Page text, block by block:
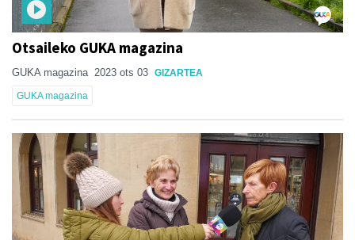
Otsaileko GUKA magazina
GUKA magazina 2023 ots 03 GIZARTEA
GUKA magazina